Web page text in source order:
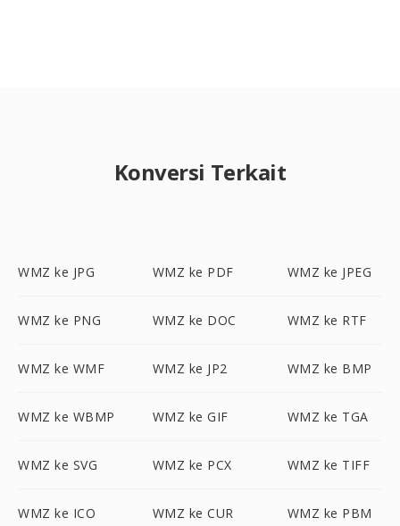
Konversi Terkait
WMZ ke JPG WMZ ke PDF WMZ ke JPEG
WMZ ke PNG WMZ ke DOC WMZ ke RTF
WMZ ke WMF WMZ ke JP2 WMZ ke BMP
WMZ ke WBMP WMZ ke GIF WMZ ke TGA
WMZ ke SVG WMZ ke PCX WMZ ke TIFF
WMZ ke ICO WMZ ke CUR WMZ ke PBM